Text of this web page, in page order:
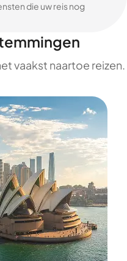
die uw reis nog
vaakst naartoe reizen.